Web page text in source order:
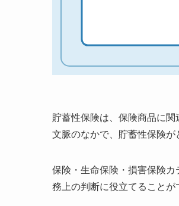
貯蓄性保険は、保険商品に
文脈のなかで、貯蓄性保険が
保険・生命保険・損害保険
務上の判断に役立てることが